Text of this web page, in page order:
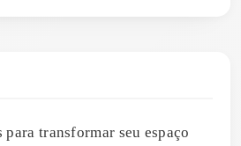
transformar seu espaço